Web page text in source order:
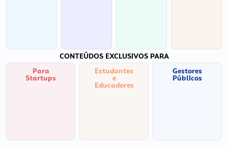
CONTEÚDOS EXCLUSIVOS PARA
Para
Startups
Estudantes
e
Educadores
Gestores
Públicos